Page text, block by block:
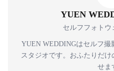
YUEN
セルフフォトウ
YUEN WEDDINGはセルフ
スタジオです。おふたりだ
せま